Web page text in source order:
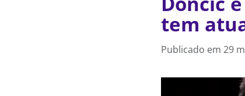
tem
Publicado em 29